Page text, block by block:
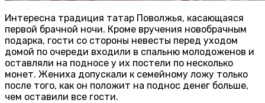
Интересна традиция татар Поволжья, касающаяся
первой брачной ночи. Кроме вручения новобрачным
подарка, гости со стороны невесты перед уходом
домой по очереди входили в спальню молодоженов и
оставляли на подносе у их постели по несколько
монет. Жениха допускали к семейному ложу только
после того, как он положит на поднос денег больше,
чем оставили все гости.